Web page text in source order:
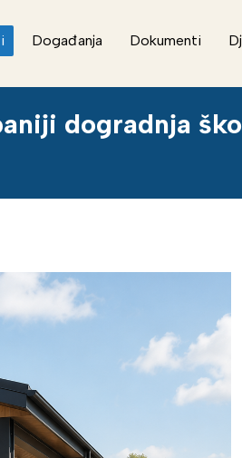
Događanja Dokumenti
dogradnja